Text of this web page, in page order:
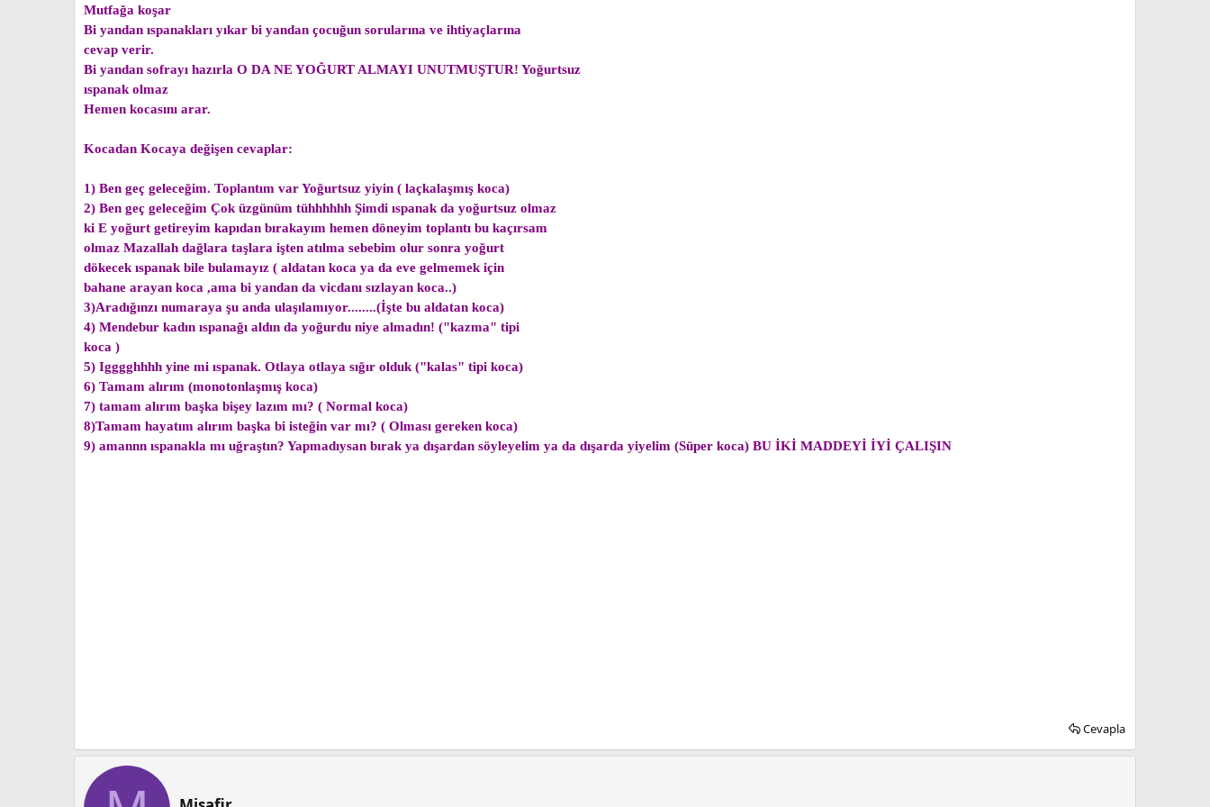
Mutfağa koşar
Bi yandan ıspanakları yıkar bi yandan çocuğun sorularına ve ihtiyaçlarına
cevap verir.
Bi yandan sofrayı hazırla O DA NE YOĞURT ALMAYI UNUTMUŞTUR! Yoğurtsuz
ıspanak olmaz
Hemen kocasını arar.
Kocadan Kocaya değişen cevaplar:
1) Ben geç geleceğim. Toplantım var Yoğurtsuz yiyin ( laçkalaşmış koca)
2) Ben geç geleceğim Çok üzgünüm tühhhhhh Şimdi ıspanak da yoğurtsuz olmaz
ki E yoğurt getireyim kapıdan bırakayım hemen döneyim toplantı bu kaçırsam
olmaz Mazallah dağlara taşlara işten atılma sebebim olur sonra yoğurt
dökecek ıspanak bile bulamayız ( aldatan koca ya da eve gelmemek için
bahane arayan koca ,ama bi yandan da vicdanı sızlayan koca..)
3)Aradığınzı numaraya şu anda ulaşılamıyor........(İşte bu aldatan koca)
4) Mendebur kadın ıspanağı aldın da yoğurdu niye almadın! ("kazma" tipi
koca )
5) Igggghhhh yine mi ıspanak. Otlaya otlaya sığır olduk ("kalas" tipi koca)
6) Tamam alırım (monotonlaşmış koca)
7) tamam alırım başka bişey lazım mı? ( Normal koca)
8)Tamam hayatım alırım başka bi isteğin var mı? ( Olması gereken koca)
9) amannn ıspanakla mı uğraştın? Yapmadıysan bırak ya dışardan söyleyelim ya da dışarda yiyelim (Süper koca) BU İKİ MADDEYİ İYİ ÇALIŞIN
Cevapla